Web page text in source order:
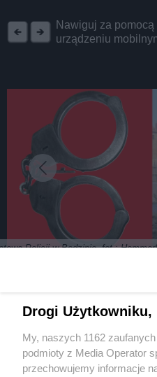
Nawiguj za
urządzeniu
Policji w Będzinie, fot.:
złapał jednak w czasie
pobiegać
1 / 2
Wydawca mediów lokalnych
Drogi Użytkowniku,
My, naszych 1162
podmioty z Media Operator
przechowujemy informacje